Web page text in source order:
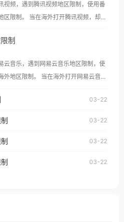
视频，遇到腾讯视频地区限制，使用番
打开腾讯视频，却突
台一样，出现地区及版权限制问题，且
遇到这个问题的朋友们，
加速器，即可解决「海外用户收听腾讯
加拿大、澳大利亚、欧洲等国家和地区
。
制
云音乐，遇到网易云音乐地区限制，使
。 当在海外打开网易云音
台湾、美
澳大利亚、欧洲等国家和地区时，网易
中国大陆地区播放。 遇到这个问题
音乐地区版权限制」的问题，无论人在
03-22
03-22
03-22
03-22